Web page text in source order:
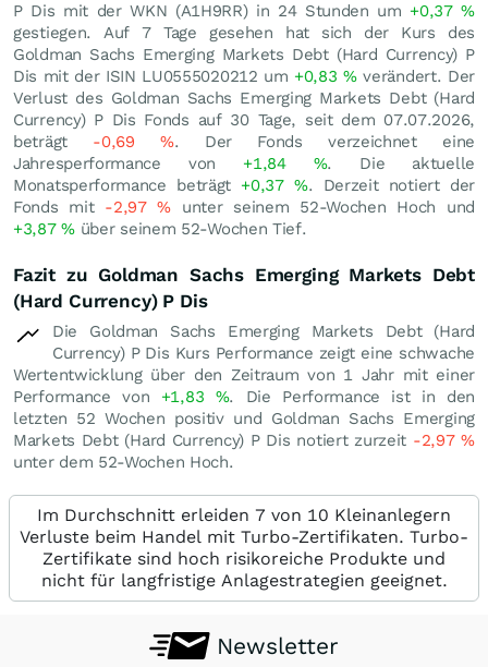
P Dis mit der WKN (A1H9RR) in 24 Stunden um +0,37%
gestiegen. Auf 7 Tage gesehen hat sich der Kurs des
Goldman Sachs Emerging Markets Debt (Hard Currency) P
Dis mit der ISIN LU0555020212 um +0,83%verändert. Der
Verlust des Goldman Sachs Emerging Markets Debt (Hard
Currency) P Dis Fonds auf 30 Tage, seit dem 07.07.2026,
beträgt -0,69%. Der Fonds verzeichnet eine
Jahresperformance von +1,84 %. Die aktuelle
Monatsperformance beträgt +0,37 %. Derzeit notiert der
Fonds mit -2,97% unter seinem 52-Wochen Hoch und
+3,87%über seinem 52-Wochen Tief.
Fazit zu Goldman Sachs Emerging Markets Debt
(Hard Currency) P Dis
Die Goldman Sachs Emerging Markets Debt (Hard
Currency) P Dis Kurs Performance zeigt eine schwache
Wertentwicklung über den Zeitraum von 1 Jahr mit einer
Performance von +1,83 %. Die Performance ist in den
letzten 52 Wochen positiv und Goldman Sachs Emerging
Markets Debt (Hard Currency) P Dis notiert zurzeit -2,97%
unter dem 52-Wochen Hoch.
Im Durchschnitt erleiden 7 von 10 Kleinanlegern
Verluste beim Handel mit Turbo-Zertifikaten. Turbo-
Zertifikate sind hoch risikoreiche Produkte und
nicht für langfristige Anlagestrategien geeignet.
Newsletter